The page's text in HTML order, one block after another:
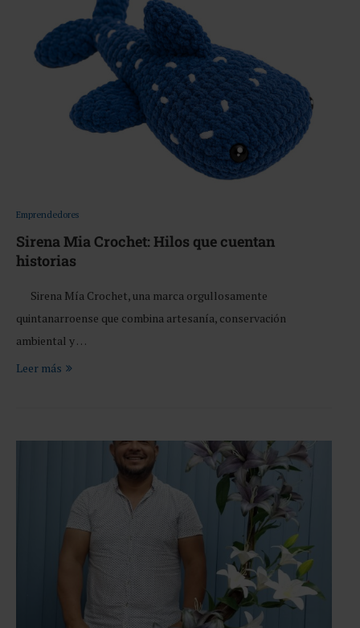
Emprendedores
Sirena Mia Crochet: Hilos que cuentan
historias
Sirena Mía Crochet, una marca orgullosamente
quintanarroense que combina artesanía, conservación
ambiental y …
Leer más